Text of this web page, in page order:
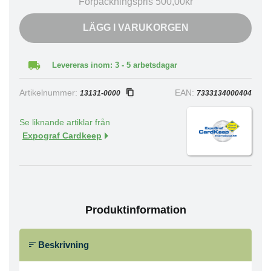
LÄGG I VARUKORGEN
Levereras inom: 3 - 5 arbetsdagar
Artikelnummer: 13131-0000 EAN: 7333134000404
Se liknande artiklar från
Expograf Cardkeep
Produktinformation
Beskrivning